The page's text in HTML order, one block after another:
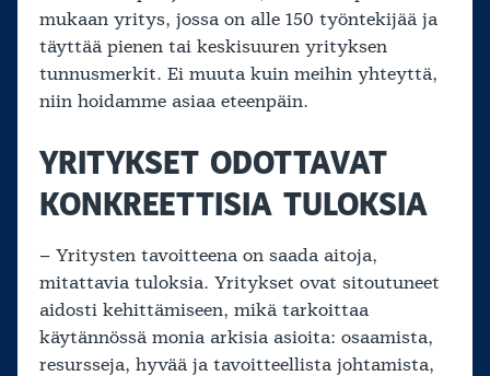
mukaan yritys, jossa on alle 150 työntekijää ja
täyttää pienen tai keskisuuren yrityksen
tunnusmerkit. Ei muuta kuin meihin yhteyttä,
niin hoidamme asiaa eteenpäin.
YRITYKSET ODOTTAVAT
KONKREETTISIA TULOKSIA
– Yritysten tavoitteena on saada aitoja,
mitattavia tuloksia. Yritykset ovat sitoutuneet
aidosti kehittämiseen, mikä tarkoittaa
käytännössä monia arkisia asioita: osaamista,
resursseja, hyvää ja tavoitteellista johtamista,